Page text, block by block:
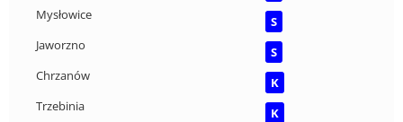
Mysłowice
S
Jaworzno
S
Chrzanów
K
Trzebinia
K